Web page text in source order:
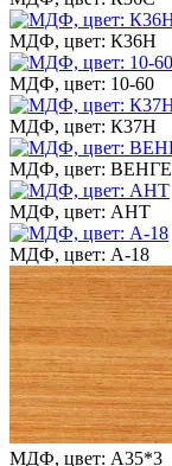
МДФ, цвет: К36Н
МДФ, цвет: 10-60
МДФ, цвет: К37Н
МДФ, цвет: ВЕНГЕ
МДФ, цвет: АНТ
МДФ, цвет: А-18
МДФ, цвет: А35*3